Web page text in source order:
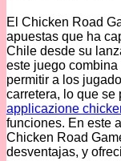
El Chicken Road
apuestas que ha
Chile desde su
este juego combina
permitir a los
carretera, lo que se
applicazione
funciones. En este
Chicken Road
desventajas, y